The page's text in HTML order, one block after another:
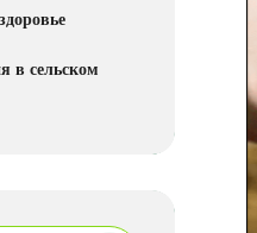
в сельском